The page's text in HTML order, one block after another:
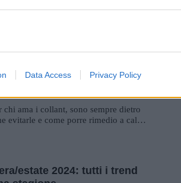
Data Access Privacy Policy
e apprezzate allo stesso modo
le borse trasparenti sono già un
le ...
come evitare di rovinare i
il danno
chi ama i collant, sono sempre dietro
evitarle e come porre rimedio a calze
estate 2024: tutti i trend